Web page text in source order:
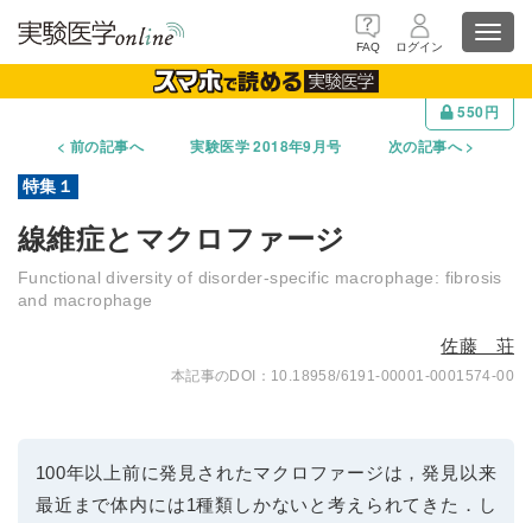
FAQ ログイン
550円
前の記事へ
実験医学 2018年9月号 次の記事へ
線維症とマクロファージ
Functional diversity of disorder-specific macrophage: fibrosis
and macrophage
佐藤 荘
10.18958/6191-00001-0001574-00
100年以上前に発見されたマクロファージは，発見以来
最近まで体内には1種類しかないと考えられてきた．し